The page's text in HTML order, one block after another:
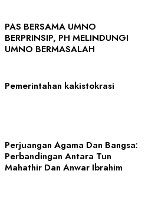
PAS BERSAMA UMNO
BERPRINSIP, PH MELINDUNGI
UMNO BERMASALAH
Pemerintahan kakistokrasi
Perjuangan Agama Dan Bangsa:
Perbandingan Antara Tun
Mahathir Dan Anwar Ibrahim